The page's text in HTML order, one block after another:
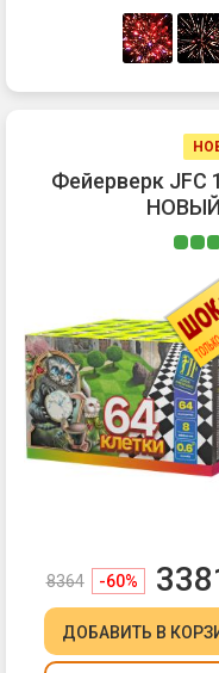
Фейерверк JFC
8364 -60%
ДОБАВИТЬ В